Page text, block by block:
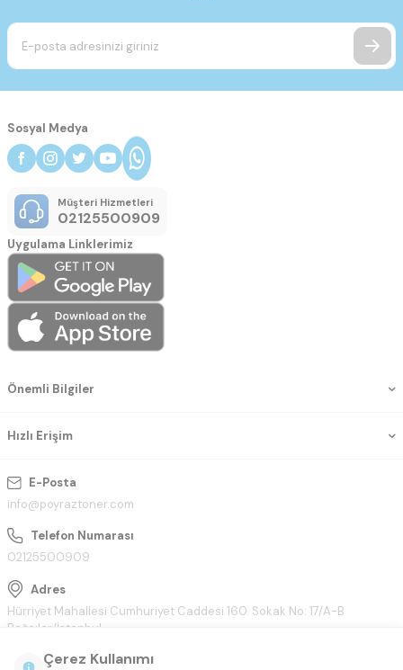
E-Posta
info@poyraztoner.com
Telefon Numarası
02125500909
Adres
Hürriyet Mahallesi Cumhuriyet Caddesi 160. Sokak No: 17/A-B
Bağcılar/İstanbul
Önemli Bilgiler
Hızlı Erişim
Sosyal Medya
Müşteri Hizmetleri
02125500909
Uygulama Linklerimiz
Çerez Kullanımı